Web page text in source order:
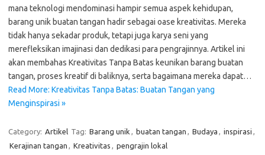
mana teknologi mendominasi hampir semua aspek kehidupan,
barang unik buatan tangan hadir sebagai oase kreativitas. Mereka
tidak hanya sekadar produk, tetapi juga karya seni yang
merefleksikan imajinasi dan dedikasi para pengrajinnya. Artikel ini
akan membahas Kreativitas Tanpa Batas keunikan barang buatan
tangan, proses kreatif di baliknya, serta bagaimana mereka dapat…
Read More: Kreativitas Tanpa Batas: Buatan Tangan yang
Menginspirasi »
Category: Artikel Tag: Barang unik , buatan tangan , Budaya , inspirasi ,
Kerajinan tangan , Kreativitas , pengrajin lokal